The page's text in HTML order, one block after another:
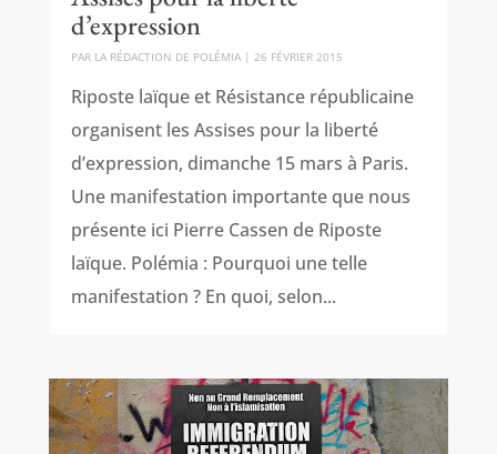
d’expression
PAR LA RÉDACTION DE POLÉMIA| 26 FÉVRIER 2015
Riposte laïque et Résistance républicaine
organisent les Assises pour la liberté
d’expression, dimanche 15 mars à Paris.
Une manifestation importante que nous
présente ici Pierre Cassen de Riposte
laïque. Polémia : Pourquoi une telle
manifestation ? En quoi, selon...